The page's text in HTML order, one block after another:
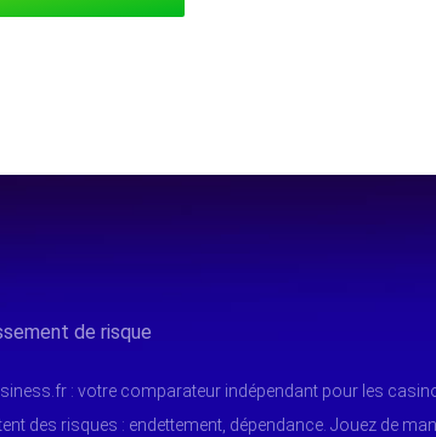
de risque
: votre comparateur indépendant pour les
des risques : endettement, dépendance. Jouez de